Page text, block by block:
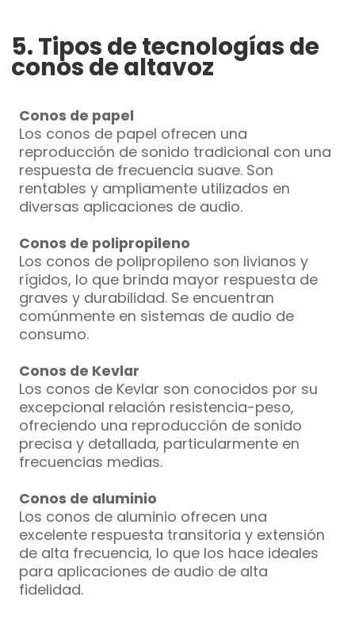
5. Tipos de tecnologías de
conos de altavoz
Conos de papel
Los conos de papel ofrecen una
reproducción de sonido tradicional con una
respuesta de frecuencia suave. Son
rentables y ampliamente utilizados en
diversas aplicaciones de audio.
Conos de polipropileno
Los conos de polipropileno son livianos y
rígidos, lo que brinda mayor respuesta de
graves y durabilidad. Se encuentran
comúnmente en sistemas de audio de
consumo.
Conos de Kevlar
Los conos de Kevlar son conocidos por su
excepcional relación resistencia-peso,
ofreciendo una reproducción de sonido
precisa y detallada, particularmente en
frecuencias medias.
Conos de aluminio
Los conos de aluminio ofrecen una
excelente respuesta transitoria y extensión
de alta frecuencia, lo que los hace ideales
para aplicaciones de audio de alta
fidelidad.